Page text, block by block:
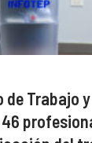
de Trabajo